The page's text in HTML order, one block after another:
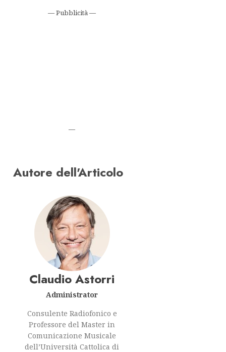
— Pubblicità —
—
Autore dell'Articolo
Claudio Astorri
Administrator
Consulente Radiofonico e
Professore del Master in
Comunicazione Musicale
dell’Università Cattolica di